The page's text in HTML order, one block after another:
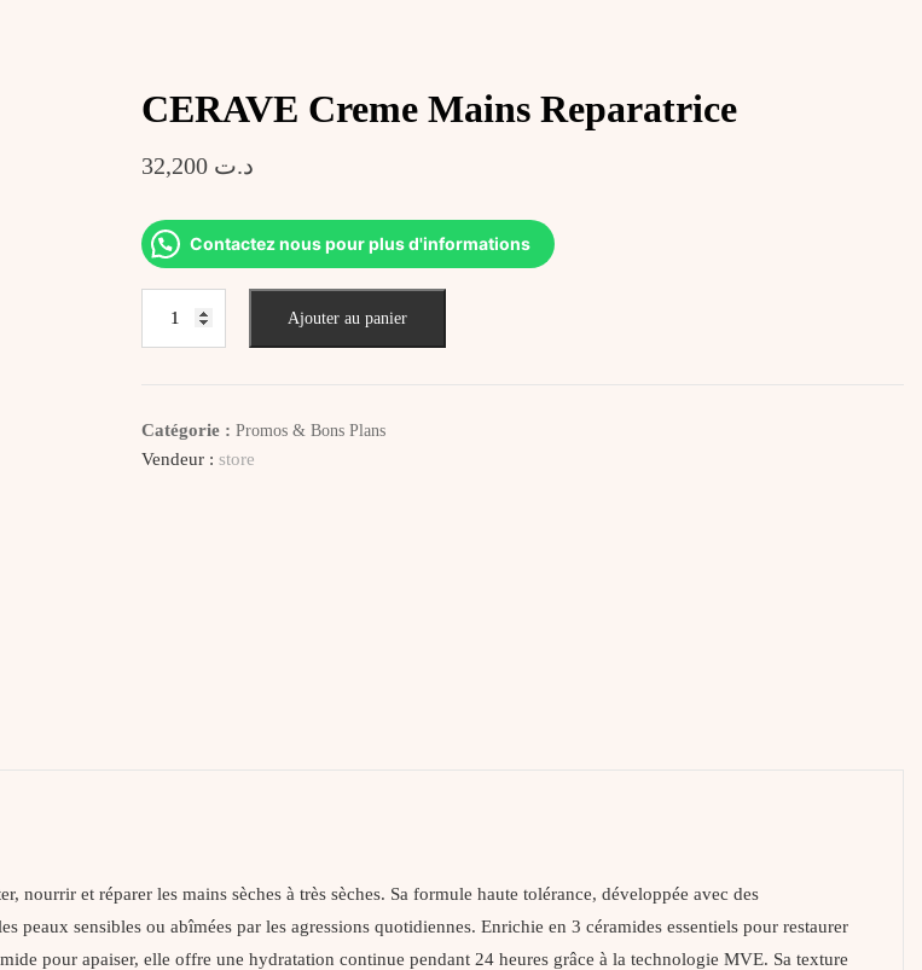
CERAVE Creme Mains Reparatrice
د.ت
Contactez nous pour plus d'informations
Ajouter au panier
Catégorie :Promos & Bons Plans
Vendeur :store
et réparer les mains sèches à très sèches. Sa formule haute tolérance, développée avec des
sensibles ou abîmées par les agressions quotidiennes. Enrichie en 3 céramides essentiels pour restaurer
pour apaiser, elle offre une hydratation continue pendant 24 heures grâce à la technologie MVE. Sa texture